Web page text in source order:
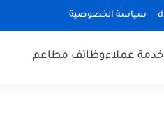
سياسة الخصوصية
خدمة عملاءوظائف مطاعم